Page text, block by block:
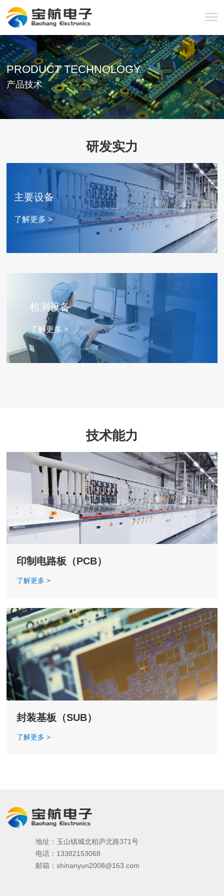
PRODUCT TECHNOLOGY
产品技术
研发实力
主要设备
了解更多 >
检测设备
了解更多 >
技术能力
印制电路板（PCB）
了解更多 >
封装基板（SUB）
了解更多 >
地址：玉山镇城北柏庐北路371号
电话：13382153068
邮箱：shinanyun2008@163.com